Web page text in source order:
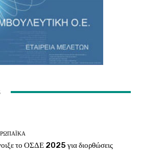
το ΟΣΔΕ 2025 για διορθώσεις